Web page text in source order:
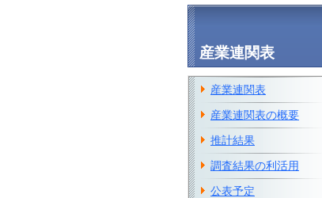
産業連関表
産業連関表
産業連関表の概要
推計結果
調査結果の利活用
公表予定